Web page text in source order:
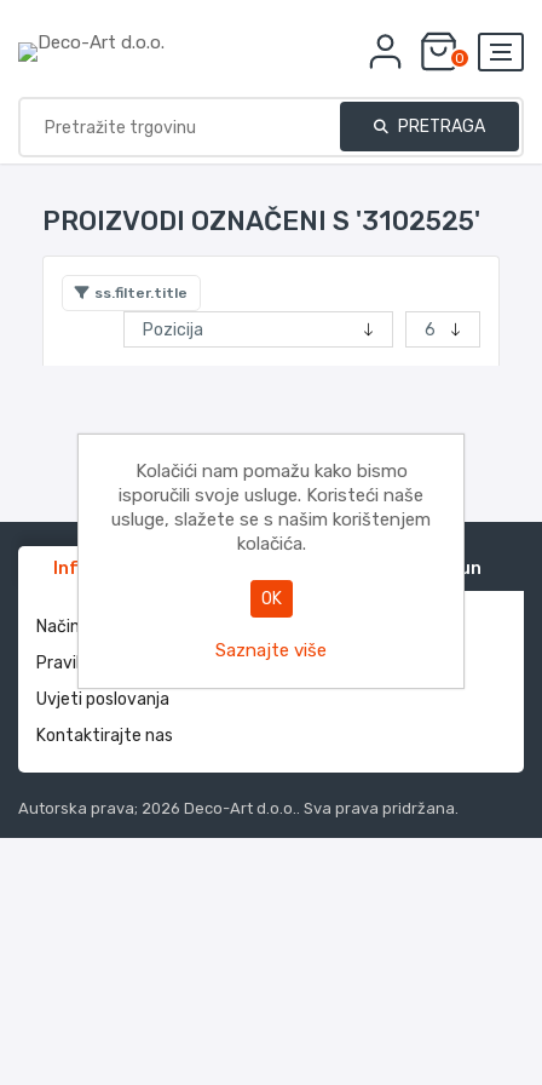
0
PRETRAGA
PROIZVODI OZNAČENI S '3102525'
ss.filter.title
Informacije Moj račun
Način dostave i povrati
Pravila privatnosti
Uvjeti poslovanja
Kontaktirajte nas
Autorska prava; 2026 Deco-Art d.o.o.. Sva prava pridržana.
Kolačići nam pomažu kako bismo
isporučili svoje usluge. Koristeći naše
usluge, slažete se s našim korištenjem
kolačića.
OK
Saznajte više